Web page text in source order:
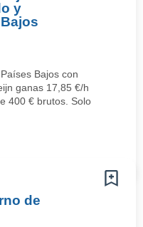
y
Bajos con
ganas 17,85 €/h
400 € brutos. Solo
de